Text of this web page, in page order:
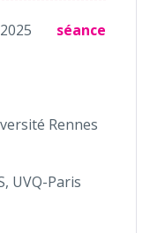
séance
Rennes
UVQ-Paris